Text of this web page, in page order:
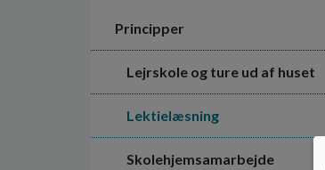
Principper
Lejrskole og ture ud af huset
Lektielæsning
Skolehjemsamarbejde